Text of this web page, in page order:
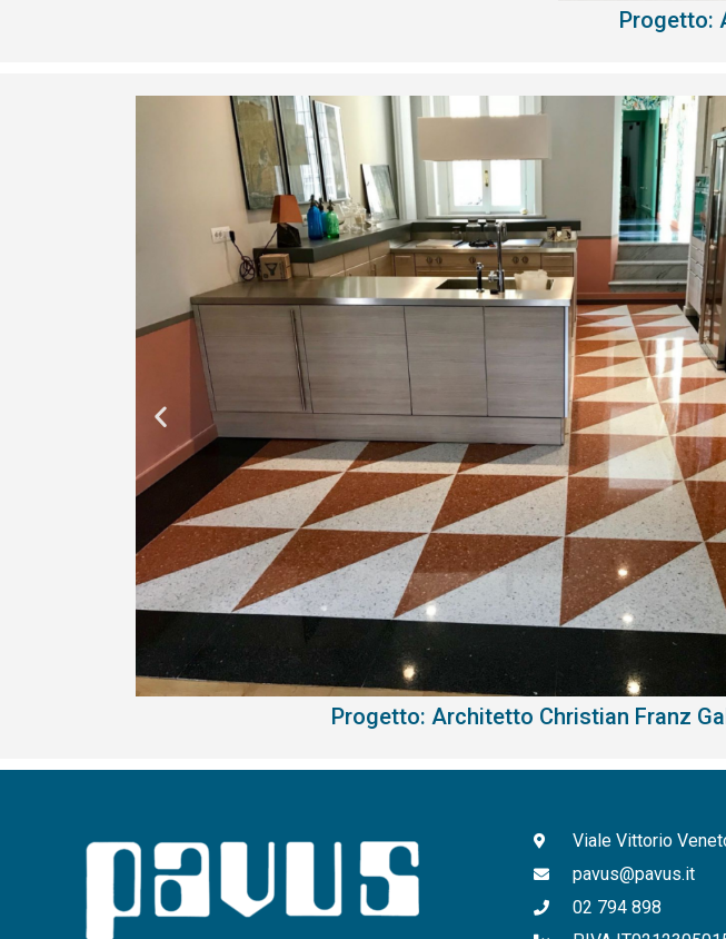
Progetto:
Progetto: Architetto Christian Franz
Viale Vittorio
pavus@pavus.it
02 794 898